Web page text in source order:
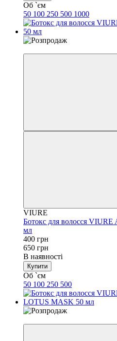
Об `єм
50 100 250 500 1000
VIURE
Ботокс для волосся
мл
400 грн
650 грн
В наявності
Купити
Об `єм
50 100 250 500